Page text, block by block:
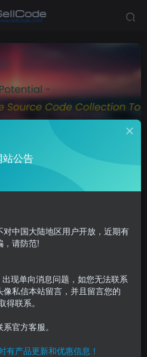
0
站公告
中国大陆地区用户开放，近期有
，请防范!
现单向消息问题，如您无法联系
私信本站留言，并且留言您的
联系。
官方客服。
有产品更新和优惠信息！